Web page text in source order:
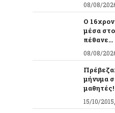
08/08/
O
μέσα στο
πέθανε...
08/08/
μήνυμα
μαθητές!
15/10/